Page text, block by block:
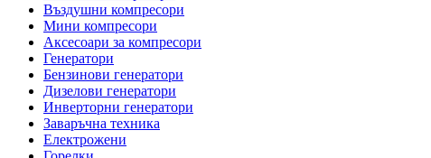
Въздушни компресори
Мини компресори
Аксесоари за компресори
Генератори
Бензинови генератори
Дизелови генератори
Инверторни генератори
Заваръчна техника
Електрожени